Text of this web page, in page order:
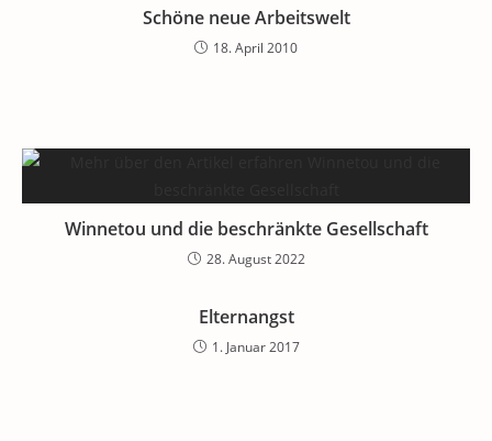
Schöne neue Arbeitswelt
18. April 2010
Winnetou und die beschränkte Gesellschaft
28. August 2022
Elternangst
1. Januar 2017